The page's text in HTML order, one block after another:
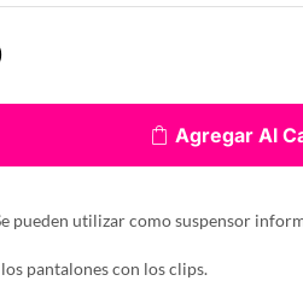
Agregar Al
pueden utilizar como suspensor
pantalones con los clips.